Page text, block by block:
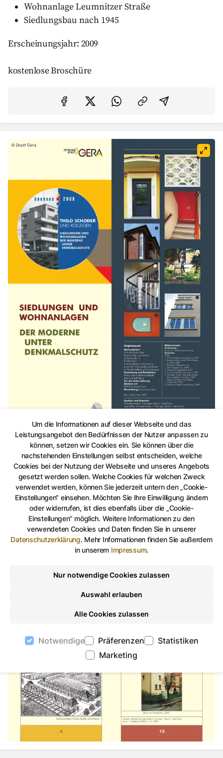
Um die Informationen auf dieser Webseite und das
Leistungsangebot den Bedürfnissen der Nutzer anpassen zu
können, setzen wir Cookies ein. Sie können über die
nachstehenden Einstellungen selbst entscheiden, welche
Cookies bei der Nutzung der Webseite und unseres Angebots
gesetzt werden sollen. Welche Cookies für welchen Zweck
verwendet werden, können Sie jederzeit untern den „Cookie-
Einstellungen“ einsehen. Möchten Sie Ihre Einwilligung ändern
oder widerrufen, ist dies ebenfalls über die „Cookie-
Einstellungen“ möglich. Weitere Informationen zu den
verwendeten Cookies und Daten finden Sie in unserer
Datenschutzerklärung. Mehr Informationen finden Sie außerdem
in unserem Impressum.
Nur notwendige Cookies zulassen
Auswahl erlauben
Alle Cookies zulassen
Notwendige Präferenzen
Statistiken
Marketing
Wohnanlage Leumnitzer Straße
Siedlungsbau nach 1945
Erscheinungsjahr: 2009
kostenlose Broschüre
© Stadt Gera
Stadt Gera